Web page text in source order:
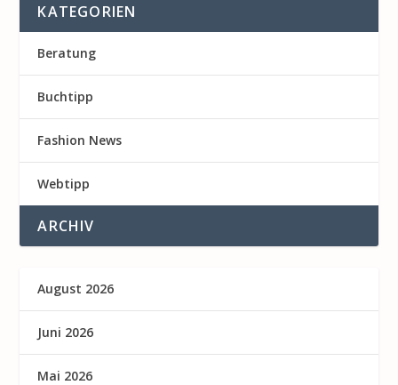
KATEGORIEN
Beratung
Buchtipp
Fashion News
Webtipp
ARCHIV
August 2026
Juni 2026
Mai 2026